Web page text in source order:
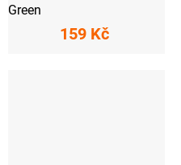
Green
159 Kč